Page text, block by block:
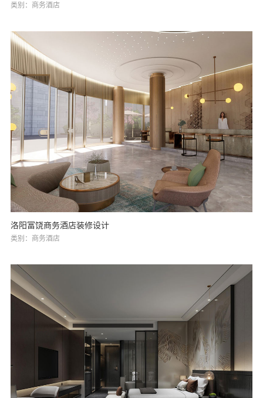
类别：商务酒店
洛阳富饶商务酒店装修设计
类别：商务酒店